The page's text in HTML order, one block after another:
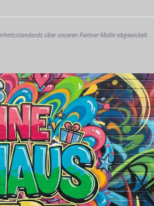
über unseren Partner Mollie abgewickelt.